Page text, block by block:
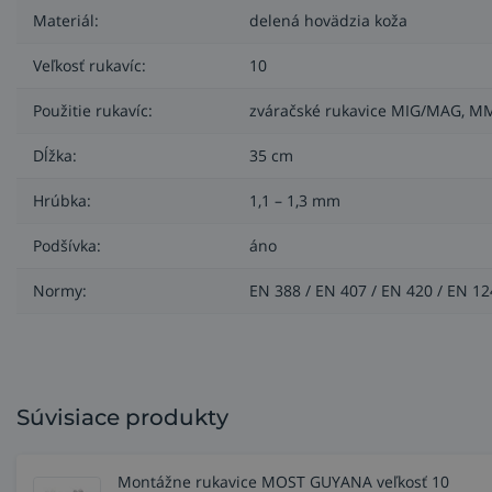
Materiál: delená hovädzia koža
Veľkosť rukavíc: 10
Použitie rukavíc: zváračské rukavice MIG/MAG,
Dĺžka: 35 cm
Hrúbka: 1,1 – 1,3 mm
Podšívka: áno
Normy: EN 388 / EN 407 / EN 420 / EN
Súvisiace produkty
Montážne rukavice MOST GUYANA veľkosť 10